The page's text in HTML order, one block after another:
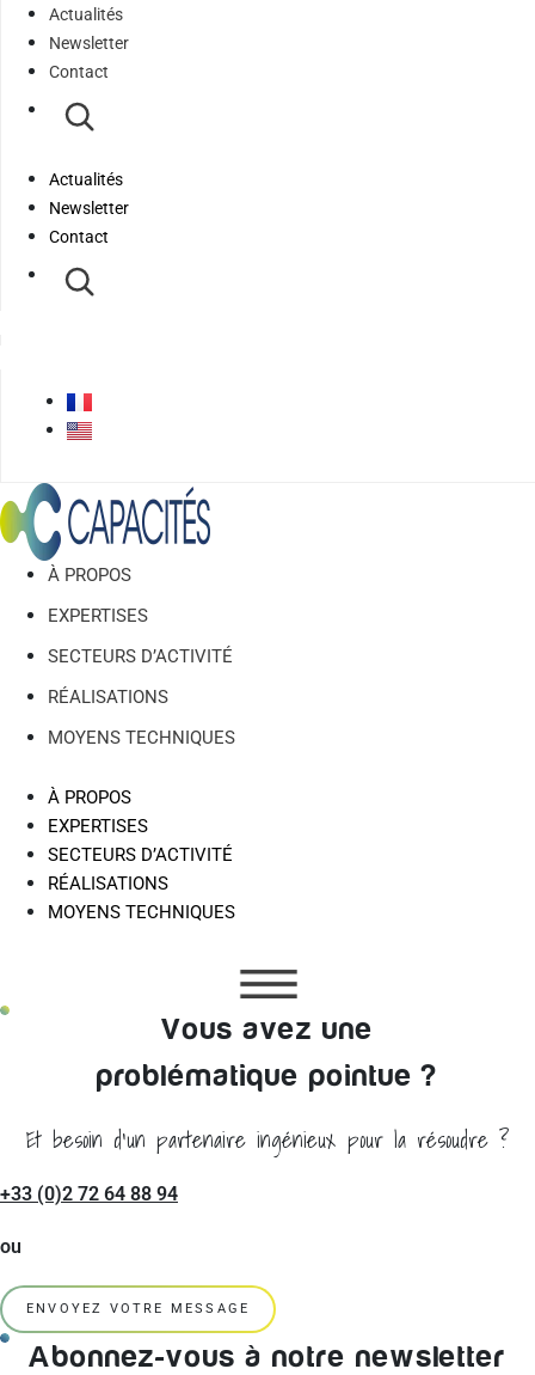
Actualités
Newsletter
Contact
Actualités
Newsletter
Contact
À PROPOS
EXPERTISES
SECTEURS D’ACTIVITÉ
RÉALISATIONS
MOYENS TECHNIQUES
À PROPOS
EXPERTISES
SECTEURS D’ACTIVITÉ
RÉALISATIONS
MOYENS TECHNIQUES
Vous avez une
problématique pointue ?
Et besoin d'un partenaire ingénieux pour la résoudre ?
+33 (0)2 72 64 88 94
ou
ENVOYEZ VOTRE MESSAGE
Abonnez-vous à notre newsletter